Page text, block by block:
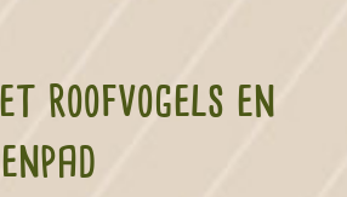
roofvogels en